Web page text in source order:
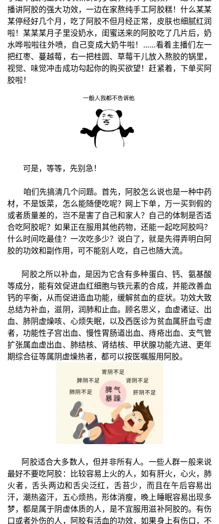
播讲阿胶的强大功效，一边在家熬纯手工阿胶糕！什么某某
某停经好几个月，吃了阿胶不但月经正常，皮肤也细腻红润
啦！某某某月子里没奶水，闺蜜送来的阿胶吃了几片后，奶
水哗啦啦往外喷，自己变成大奶牛啦！……看着主播们左一
把红枣、蔓越莓，右一把桂圆、草莓干儿放入熬胶的锅里，
视觉、味觉冲击成功勾起你的购买欲望！赶紧着，下单买阿
胶啦！
可是，等等，先别急！
咱们先搞清几个问题。首先，阿胶怎么说也是一种中药
材，不是饭菜，怎么能随便吃呢？网上下单，万一买到假的
或者质量差的，岂不是害了自己和家人？自己的体制是否适
合吃阿胶呢？如果正在服用其他药物，还能一起吃阿胶吗？
什么时间吃最佳？一次吃多少？说白了，就是先得弄明白阿
胶的功效和副作用，可不能别人吃，自己也随大流。
阿胶之所以补血，是因为它含有多种蛋白、钙、氨基酸
等成分，能有效促进血红细胞与铁元素的合成，并能改善血
钙的平衡，从而促进造血功能，缓解贫血的症状。功效大致
总结为补血，滋阴，润肺和止血。顾名思义，血虚诸证、出
血、肺阴虚燥咳、心烦失眠，以及西医诊为贫血属肝血亏虚
者，功能性子宫出血、慢性胃肠道出血、痔疮出血、支气管
扩张属血虚出血、肺结核、肾结核、甲状腺功能亢进、更年
期综合征等属阴虚燥热者，都可以按医嘱服用阿胶。
阿胶适合大多数人，但并非所有人。一些人群一般来说
最好不要吃阿胶：比较容易上火的人，如有肝火，心火，肺
火者，舌头两边和舌尖泛红，舌苔少，而且在午后容易出
汗，潮热盗汗，五心烦热，形体消瘦，晚上睡眠容易出现多
梦，都是属于阴虚体质的人，是不宜服用滋补阿胶的。有伤
口或者外伤的人，阿胶有活血的功效，如果身上有伤口，不